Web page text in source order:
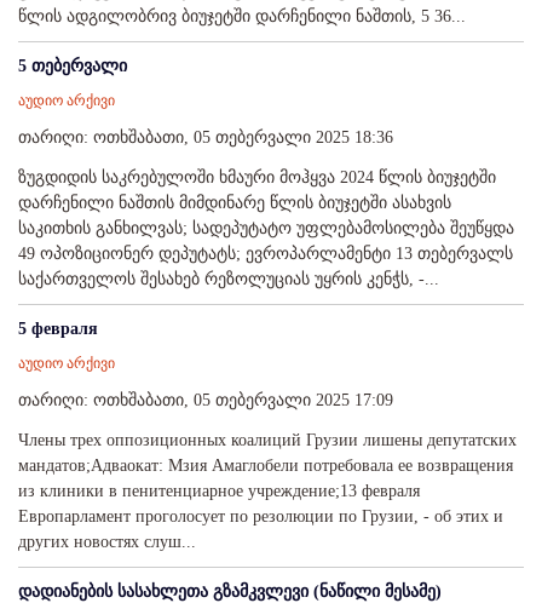
წლის ადგილობრივ ბიუჯეტში დარჩენილი ნაშთის, 5 36...
5 თებერვალი
აუდიო არქივი
თარიღი: ოთხშაბათი, 05 თებერვალი 2025 18:36
ზუგდიდის საკრებულოში ხმაური მოჰყვა 2024 წლის ბიუჯეტში
დარჩენილი ნაშთის მიმდინარე წლის ბიუჯეტში ასახვის
საკითხის განხილვას; სადეპუტატო უფლებამოსილება შეუწყდა
49 ოპოზიციონერ დეპუტატს; ევროპარლამენტი 13 თებერვალს
საქართველოს შესახებ რეზოლუციას უყრის კენჭს, -...
5 февраля
აუდიო არქივი
თარიღი: ოთხშაბათი, 05 თებერვალი 2025 17:09
Члены трех оппозиционных коалиций Грузии лишены депутатских
мандатов;Адваокат: Мзия Амаглобели потребовала ее возвращения
из клиники в пенитенциарное учреждение;13 февраля
Европарламент проголосует по резолюции по Грузии, - об этих и
других новостях слуш...
დადიანების სასახლეთა გზამკვლევი (ნაწილი მესამე)